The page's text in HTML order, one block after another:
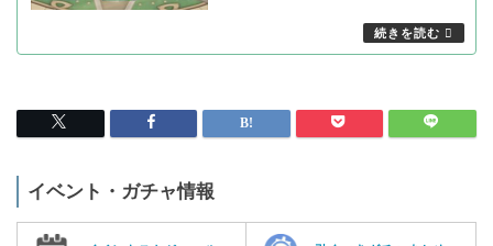
イベント・ガチャ情報